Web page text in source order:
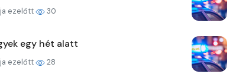
ezelőtt 30
egy hét alatt
ezelőtt 28